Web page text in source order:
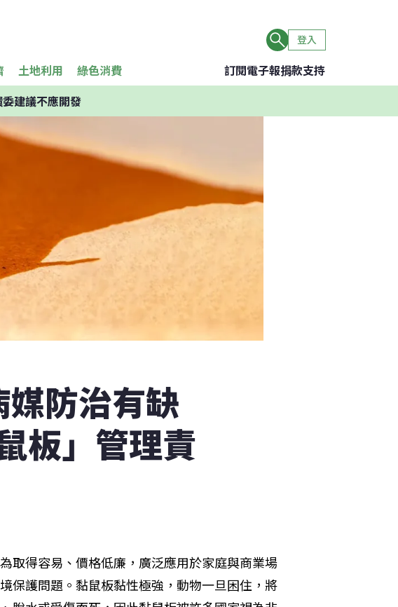
登入
土地利用 綠色消費 訂閱電子報捐款支持
建議不應開發
防治有缺
板」管理責
取得容易、價格低廉，廣泛應用於家庭與商業場
保護問題。黏鼠板黏性極強，動物一旦困住，將